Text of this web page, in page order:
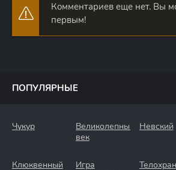
Комментариев еще нет. Вы
первым!
ПОПУЛЯРНЫЕ
Чукур
Великолепный
век
Невский
Клюквенный
Игра